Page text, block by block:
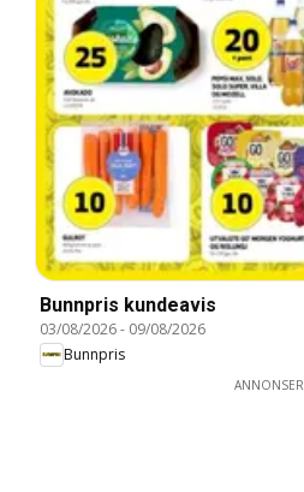
Bunnpris kundeavis
03/08/2026- 09/08/2026
Bunnpris
ANNONSER